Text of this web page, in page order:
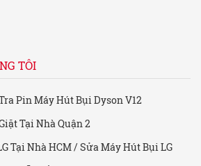
TÔI
Pin Máy Hút Bụi Dyson V12
Tại Nhà Quận 2
Tại Nhà HCM / Sửa Máy Hút Bụi LG